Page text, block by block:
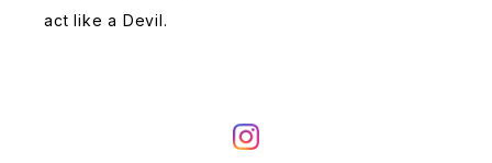
act like a Devil.